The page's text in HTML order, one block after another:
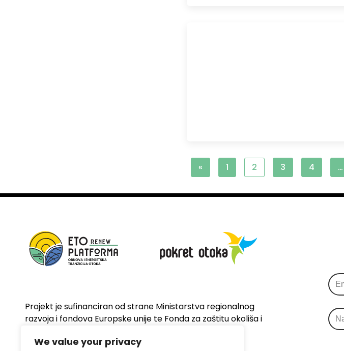
We value your privacy
« 1 2 3 4 …
Projekt je sufinanciran od strane Ministarstva regionalnog
razvoja i fondova Europske unije te Fonda za zaštitu okoliša i